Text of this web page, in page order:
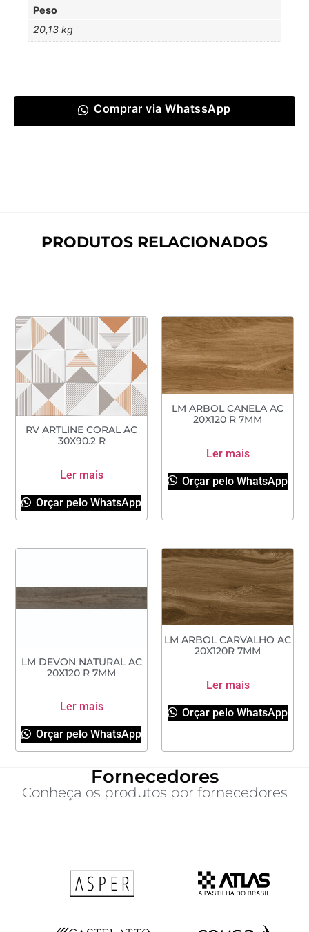
Peso
20,13 kg
Comprar via WhatssApp
PRODUTOS RELACIONADOS
RV ARTLINE CORAL AC
30X90.2 R
Ler mais
Orçar pelo WhatsApp
LM ARBOL CANELA AC
20X120 R 7MM
Ler mais
Orçar pelo WhatsApp
LM DEVON NATURAL AC
20X120 R 7MM
Ler mais
Orçar pelo WhatsApp
LM ARBOL CARVALHO AC
20X120R 7MM
Ler mais
Orçar pelo WhatsApp
Fornecedores
Conheça os produtos por fornecedores